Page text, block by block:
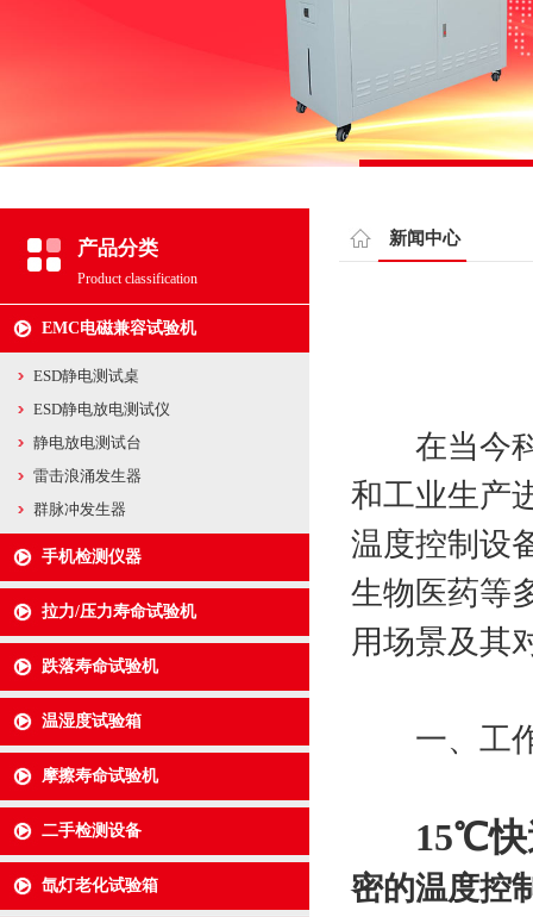
产品分类
Product classification
EMC电磁兼容试验机
ESD静电测试桌
ESD静电放电测试仪
静电放电测试台
雷击浪涌发生器
群脉冲发生器
手机检测仪器
拉力/压力寿命试验机
跌落寿命试验机
温湿度试验箱
摩擦寿命试验机
二手检测设备
氙灯老化试验箱
新闻中心
在当今科
和工业生产
温度控制设
生物医药等
用场景及其
一、工作
15℃快
密的温度控